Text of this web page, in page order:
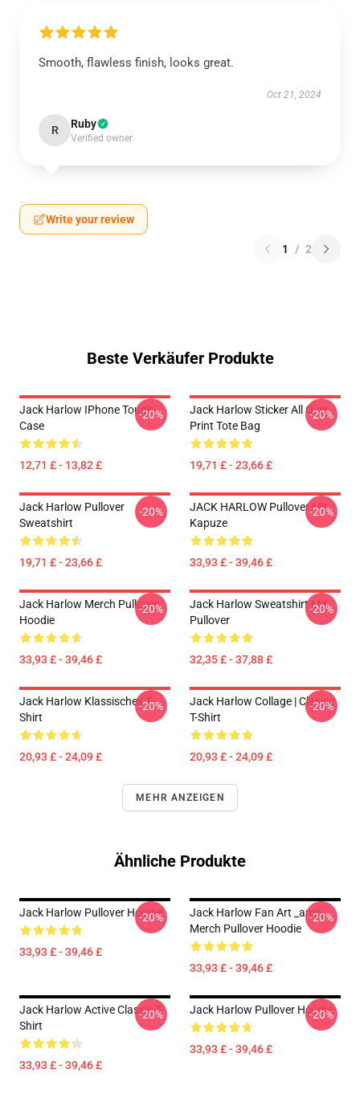
Smooth, flawless finish, looks great.
Oct 21, 2024
R Ruby
Verified owner
Write your review
1 / 2
Beste Verkäufer Produkte
Jack Harlow IPhone Tough
Case
12,71 £ - 13,82 £
-20%
Jack Harlow Sticker All Over
Print Tote Bag
19,71 £ - 23,66 £
-20%
Jack Harlow Pullover
Sweatshirt
19,71 £ - 23,66 £
-20%
JACK HARLOW Pullover Mit
Kapuze
33,93 £ - 39,46 £
-20%
Jack Harlow Merch Pullover
Hoodie
33,93 £ - 39,46 £
-20%
Jack Harlow Sweatshirt Mit
Pullover
32,35 £ - 37,88 £
-20%
Jack Harlow Klassisches T-
Shirt
20,93 £ - 24,09 £
-20%
Jack Harlow Collage | Classic
T-Shirt
20,93 £ - 24,09 £
-20%
MEHR ANZEIGEN
Ähnliche Produkte
Jack Harlow Pullover Hoodie
33,93 £ - 39,46 £
-20%
Jack Harlow Fan Art _amp_
Merch Pullover Hoodie
33,93 £ - 39,46 £
-20%
Jack Harlow Active Classic T-
Shirt
33,93 £ - 39,46 £
-20% Jack Harlow Pullover Hoodie
33,93 £ - 39,46 £
-20%